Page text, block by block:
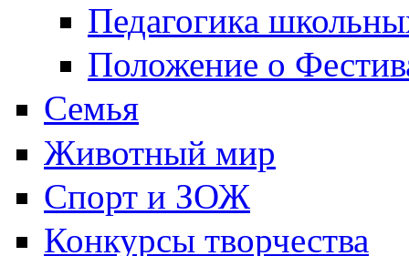
Педагогика
Положение о
Семья
Животный мир
Спорт и ЗОЖ
Конкурсы творчества